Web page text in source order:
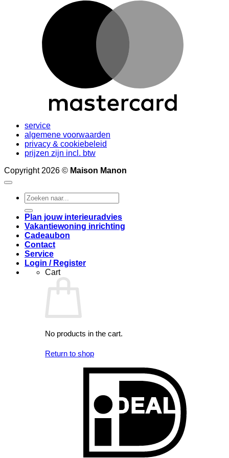
service
algemene voorwaarden
privacy & cookiebeleid
prijzen zijn incl. btw
Copyright 2026 © Maison Manon
Search
for:
Plan jouw interieuradvies
Vakantiewoning inrichting
Cadeaubon
Contact
Service
Login / Register
Cart
No products in the cart.
Return to shop